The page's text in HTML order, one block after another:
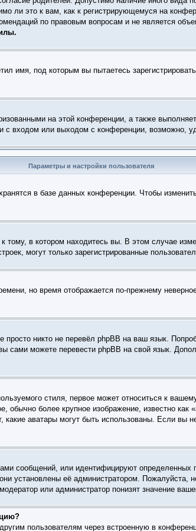
ли это к вам, как к регистрирующемуся на
по правовым вопросам и не является
имя, под которым вы пытаетесь
на этой конференции, а также
с входом или выходом с конференции, возможно,
Параметры и настройки пользователя
в базе данных конференции. Чтобы
в котором находитесь вы. В этом случае
могут только зарегистрированные
но время отображается по-прежнему
никто не перевёл phpBB на ваш язык.
сами можете перевести phpBB на свой язык.
стиля, первое может относиться к
более крупное изображение, известно как
аватары могут быть использованы. Если вы
сообщений, или идентифицируют
установлены её администратором.
или администратор понизят значение
пользователям через встроенную в